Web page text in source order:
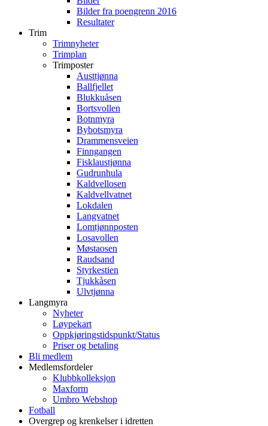
Bilder fra poengrenn 2016
Resultater
Trim
Trimnyheter
Trimplan
Trimposter
Austtjønna
Ballfjellet
Blukkuåsen
Bortsvollen
Botnmyra
Bybotsmyra
Drammensveien
Finngangen
Fisklaustjønna
Gudrunhula
Kaldvellosen
Kaldvellvatnet
Lokdalen
Langvatnet
Lomtjønnposten
Losavollen
Møstaosen
Raudsand
Styrkestien
Tjukkåsen
Ulvtjønna
Langmyra
Nyheter
Løypekart
Oppkjøringstidspunkt/Status
Priser og betaling
Bli medlem
Medlemsfordeler
Klubbkolleksjon
Maxform
Umbro Webshop
Fotball
Overgrep og krenkelser i idretten